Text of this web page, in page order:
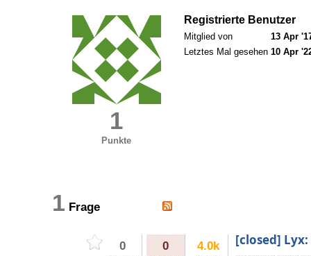
1
Punkte
Registrierte Benutzer
Mitglied von
13 Apr
Letztes Mal gesehen 10 Apr
1 Frage
0 0 4.0k [closed]